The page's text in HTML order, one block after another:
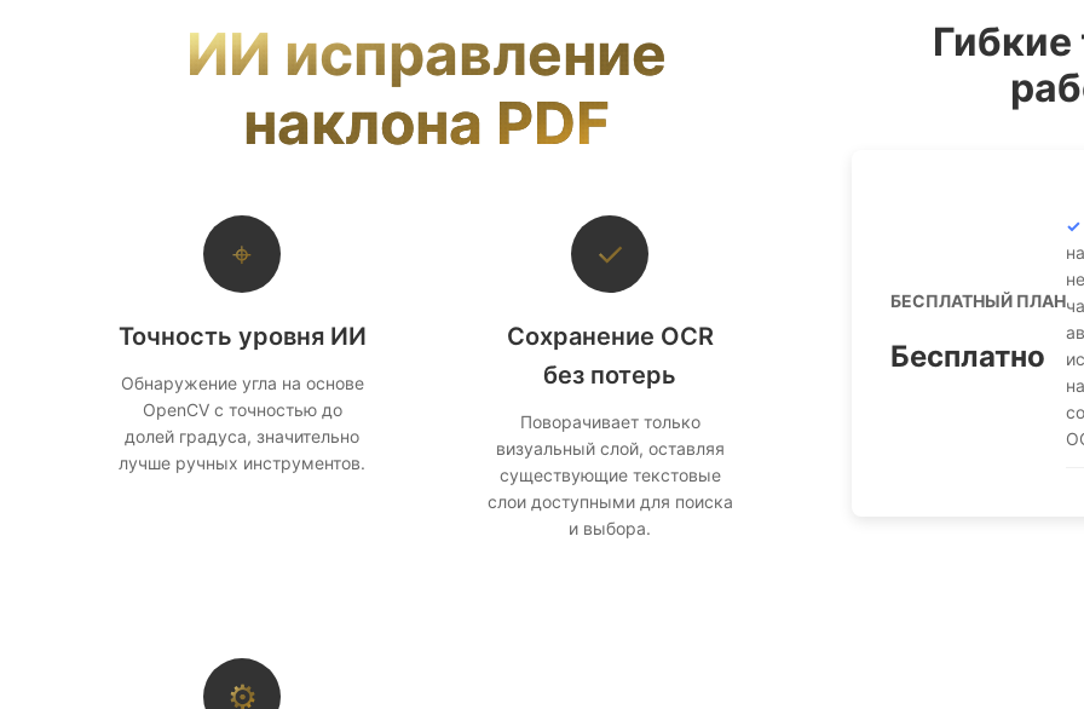
ИИ исправление
наклона PDF
⌖
Точность уровня ИИ
Обнаружение угла на основе
OpenCV с точностью до
долей градуса, значительно
лучше ручных инструментов.
✓
Сохранение OCR
без потерь
Поворачивает только
визуальный слой, оставляя
существующие текстовые
слои доступными для поиска
и выбора.
⚙
БЕСПЛАТНЫЙ ПЛАН
Бесплатно